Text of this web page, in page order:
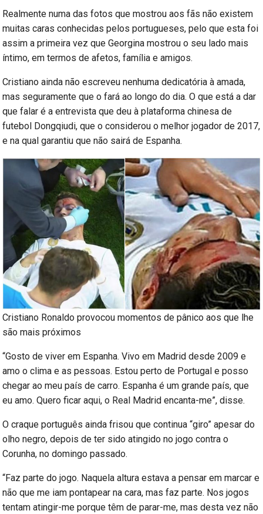
Realmente numa das fotos que mostrou aos fãs não existem
muitas caras conhecidas pelos portugueses, pelo que esta foi
assim a primeira vez que Georgina mostrou o seu lado mais
íntimo, em termos de afetos, família e amigos.
Cristiano ainda não escreveu nenhuma dedicatória à amada,
mas seguramente que o fará ao longo do dia. O que está a dar
que falar é a entrevista que deu à plataforma chinesa de
futebol Dongqiudi, que o considerou o melhor jogador de 2017,
e na qual garantiu que não sairá de Espanha.
Cristiano Ronaldo provocou momentos de pânico aos que lhe
são mais próximos
“Gosto de viver em Espanha. Vivo em Madrid desde 2009 e
amo o clima e as pessoas. Estou perto de Portugal e posso
chegar ao meu país de carro. Espanha é um grande país, que
eu amo. Quero ficar aqui, o Real Madrid encanta-me”, disse.
O craque português ainda frisou que continua “giro” apesar do
olho negro, depois de ter sido atingido no jogo contra o
Corunha, no domingo passado.
“Faz parte do jogo. Naquela altura estava a pensar em marcar e
não que me iam pontapear na cara, mas faz parte. Nos jogos
tentam atingir-me porque têm de parar-me, mas desta vez não